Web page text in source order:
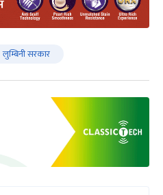
लुम्बिनी सरकार